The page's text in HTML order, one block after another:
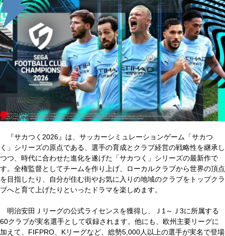
『サカつく2026』は、サッカーシミュレーションゲーム「サカつ
く」シリーズの原点である、選手の育成とクラブ経営の戦略性を継承し
つつ、時代に合わせた進化を遂げた「サカつく」シリーズの最新作で
す。全権監督としてチームを作り上げ、ローカルクラブから世界の頂点
を目指したり、自分が住む街やお気に入りの地域のクラブをトップクラ
ブへと育て上げたりといったドラマを楽しめます。
明治安田Ｊリーグの公式ライセンスを獲得し、Ｊ1～Ｊ3に所属する
60クラブが実名選手として収録されます。他にも、欧州主要リーグに
加えて、FIFPRO、Kリーグなど、総勢5,000人以上の選手が実名で登場